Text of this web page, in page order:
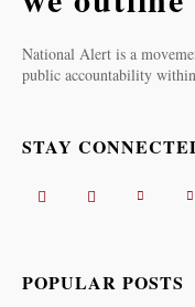
National Alert is a
public accountability
STAY
POPULAR POSTS